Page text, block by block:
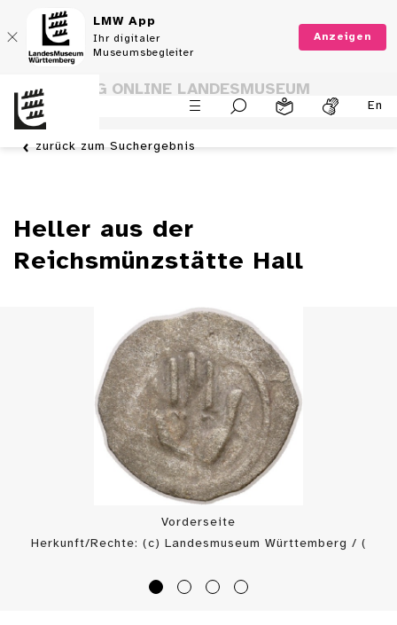
LMW App
Ihr digitaler
Museumsbegleiter
Anzeigen
En
SAMMLUNG ONLINE LANDESMUSEUM
WÜRTTEMBERG
zurück zum Suchergebnis
Heller aus der
Reichsmünzstätte Hall
Vorderseite
Herkunft/Rechte: (c) Landesmuseum Württemberg / (